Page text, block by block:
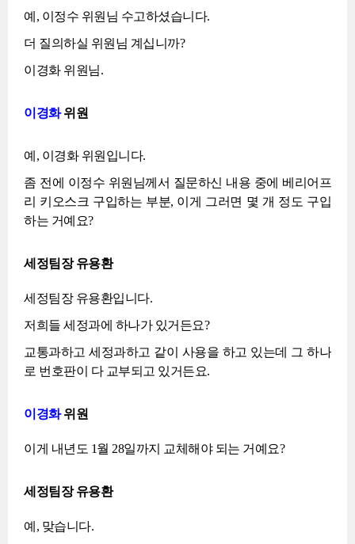
예, 이정수 위원님 수고하셨습니다.
더 질의하실 위원님 계십니까?
이경화 위원님.
이경화위원
예, 이경화 위원입니다.
좀 전에 이정수 위원님께서 질문하신 내용 중에 베리어프
리 키오스크 구입하는 부분, 이게 그러면 몇 개 정도 구입
하는 거예요?
세정팀장 유용환
세정팀장 유용환입니다.
저희들 세정과에 하나가 있거든요?
교통과하고 세정과하고 같이 사용을 하고 있는데 그 하나
로 번호판이 다 교부되고 있거든요.
이경화위원
이게 내년도 1월 28일까지 교체해야 되는 거예요?
세정팀장 유용환
예, 맞습니다.